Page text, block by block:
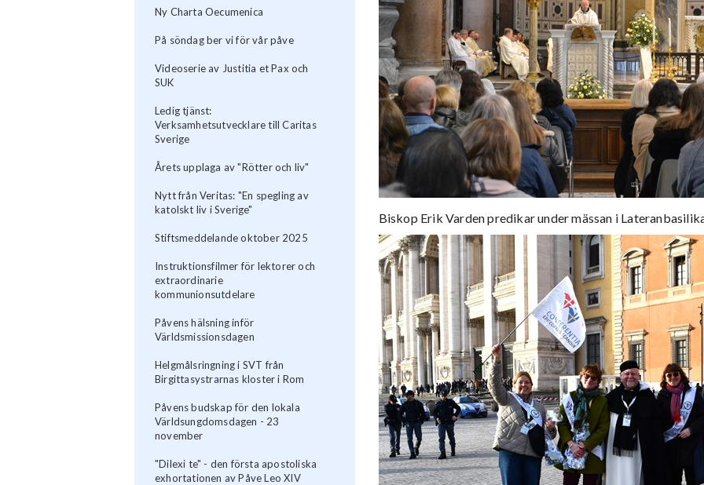
Ny Charta Oecumenica
På söndag ber vi för vår påve
Videoserie av Justitia et Pax och
SUK
Ledig tjänst:
Verksamhetsutvecklare till Caritas
Sverige
Årets upplaga av "Rötter och liv"
Nytt från Veritas: "En spegling av
katolskt liv i Sverige"
Stiftsmeddelande oktober 2025
Instruktionsfilmer för lektorer och
extraordinarie
kommunionsutdelare
Påvens hälsning inför
Världsmissionsdagen
Helgmålsringning i SVT från
Birgittasystrarnas kloster i Rom
Påvens budskap för den lokala
Världsungdomsdagen - 23
november
"Dilexi te" - den första apostoliska
exhortationen av Påve Leo XIV
Biskop Erik Varden predikar under mässan i